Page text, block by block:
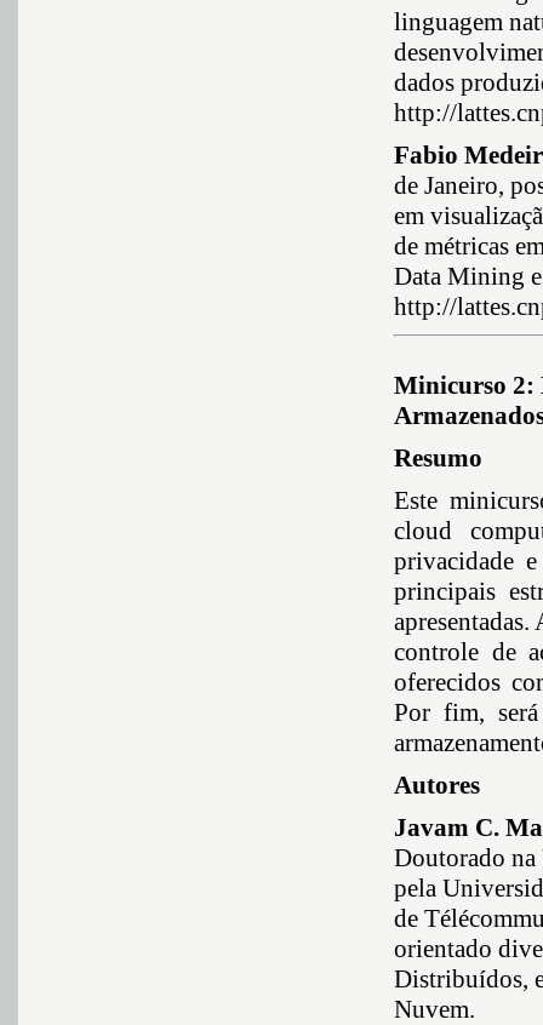
linguagem
dados
http://
Fabio
de Janeiro,
em
de métricas
Data Mining
http://
Minicurso 2:
Resumo
Este
cloud
privacidade
principais
controle de
oferecidos
Por fim, será
Autores
Javam C.
Doutorado na
pela
de
orientado
Distribuídos,
Nuvem.